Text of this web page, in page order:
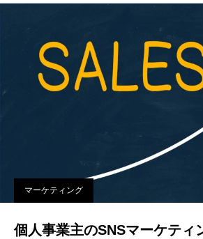
マーケティング
個人事業主のSNSマーケティ